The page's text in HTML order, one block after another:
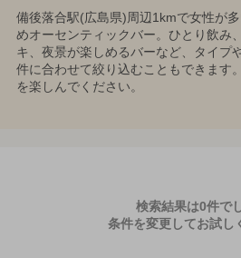
備後落合駅(広島県)周辺1kmで女性が
めオーセンティックバー。ひとり飲み
キ、夜景が楽しめるバーなど、タイプ
件に合わせて絞り込むこともできます
を楽しんでください。
検索結果は0件で
条件を変更してお試し